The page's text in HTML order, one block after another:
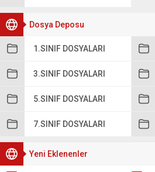
Dosya Deposu
1.SINIF DOSYALARI
3.SINIF DOSYALARI
5.SINIF DOSYALARI
7.SINIF DOSYALARI
Yeni Eklenenler